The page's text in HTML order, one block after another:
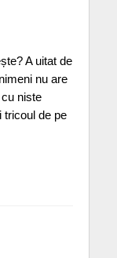
A uitat de
nu are
niste
tricoul de pe